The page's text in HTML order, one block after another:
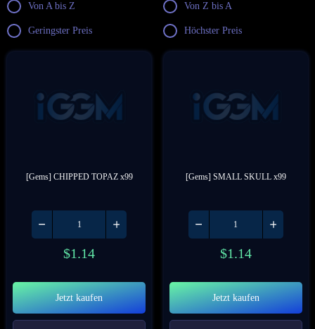
Von A bis Z Von Z bis A
Geringster Preis Höchster Preis
[Gems] CHIPPED TOPAZ x99
$1.14
Jetzt kaufen
[Gems] SMALL SKULL x99
$1.14
Jetzt kaufen